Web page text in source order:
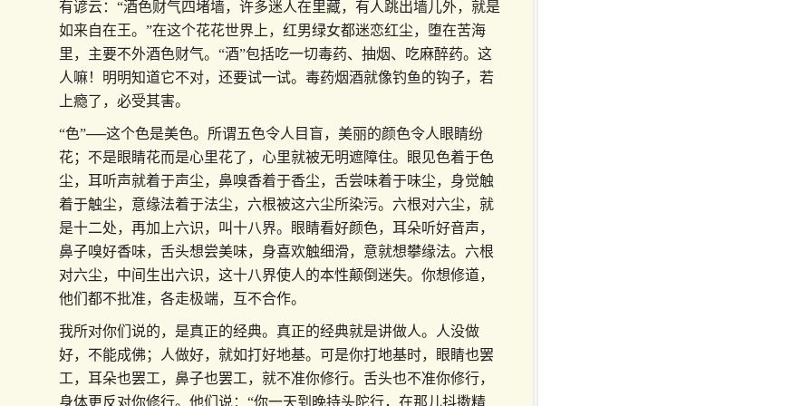
有谚云：“酒色财气四堵墙，许多迷人在里藏，有人跳出墙儿外，就是
如来自在王。”在这个花花世界上，红男绿女都迷恋红尘，堕在苦海
里，主要不外酒色财气。“酒”包括吃一切毒药、抽烟、吃麻醉药。这
人嘛！明明知道它不对，还要试一试。毒药烟酒就像钓鱼的钩子，若
上瘾了，必受其害。
“色”──这个色是美色。所谓五色令人目盲，美丽的颜色令人眼睛纷
花；不是眼睛花而是心里花了，心里就被无明遮障住。眼见色着于色
尘，耳听声就着于声尘，鼻嗅香着于香尘，舌尝味着于味尘，身觉触
着于触尘，意缘法着于法尘，六根被这六尘所染污。六根对六尘，就
是十二处，再加上六识，叫十八界。眼睛看好颜色，耳朵听好音声，
鼻子嗅好香味，舌头想尝美味，身喜欢触细滑，意就想攀缘法。六根
对六尘，中间生出六识，这十八界使人的本性颠倒迷失。你想修道，
他们都不批准，各走极端，互不合作。
我所对你们说的，是真正的经典。真正的经典就是讲做人。人没做
好，不能成佛；人做好，就如打好地基。可是你打地基时，眼睛也罢
工，耳朵也罢工，鼻子也罢工，就不准你修行。舌头也不准你修行，
身体更反对你修行。他们说：“你一天到晚持头陀行，在那儿抖擞精